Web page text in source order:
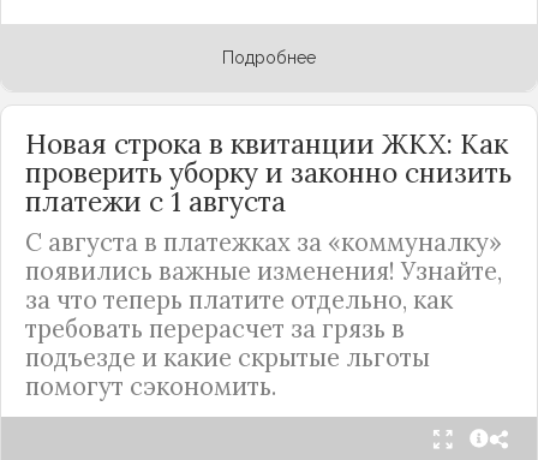
Подробнее
Новая строка в квитанции ЖКХ: Как
проверить уборку и законно снизить
платежи с 1 августа
С августа в платежках за «коммуналку»
появились важные изменения! Узнайте,
за что теперь платите отдельно, как
требовать перерасчет за грязь в
подъезде и какие скрытые льготы
помогут сэкономить.